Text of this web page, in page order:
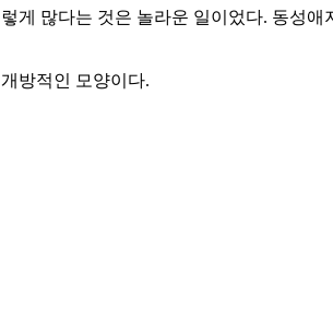
게 많다는 것은 놀라운 일이었다. 동성애
방적인 모양이다.